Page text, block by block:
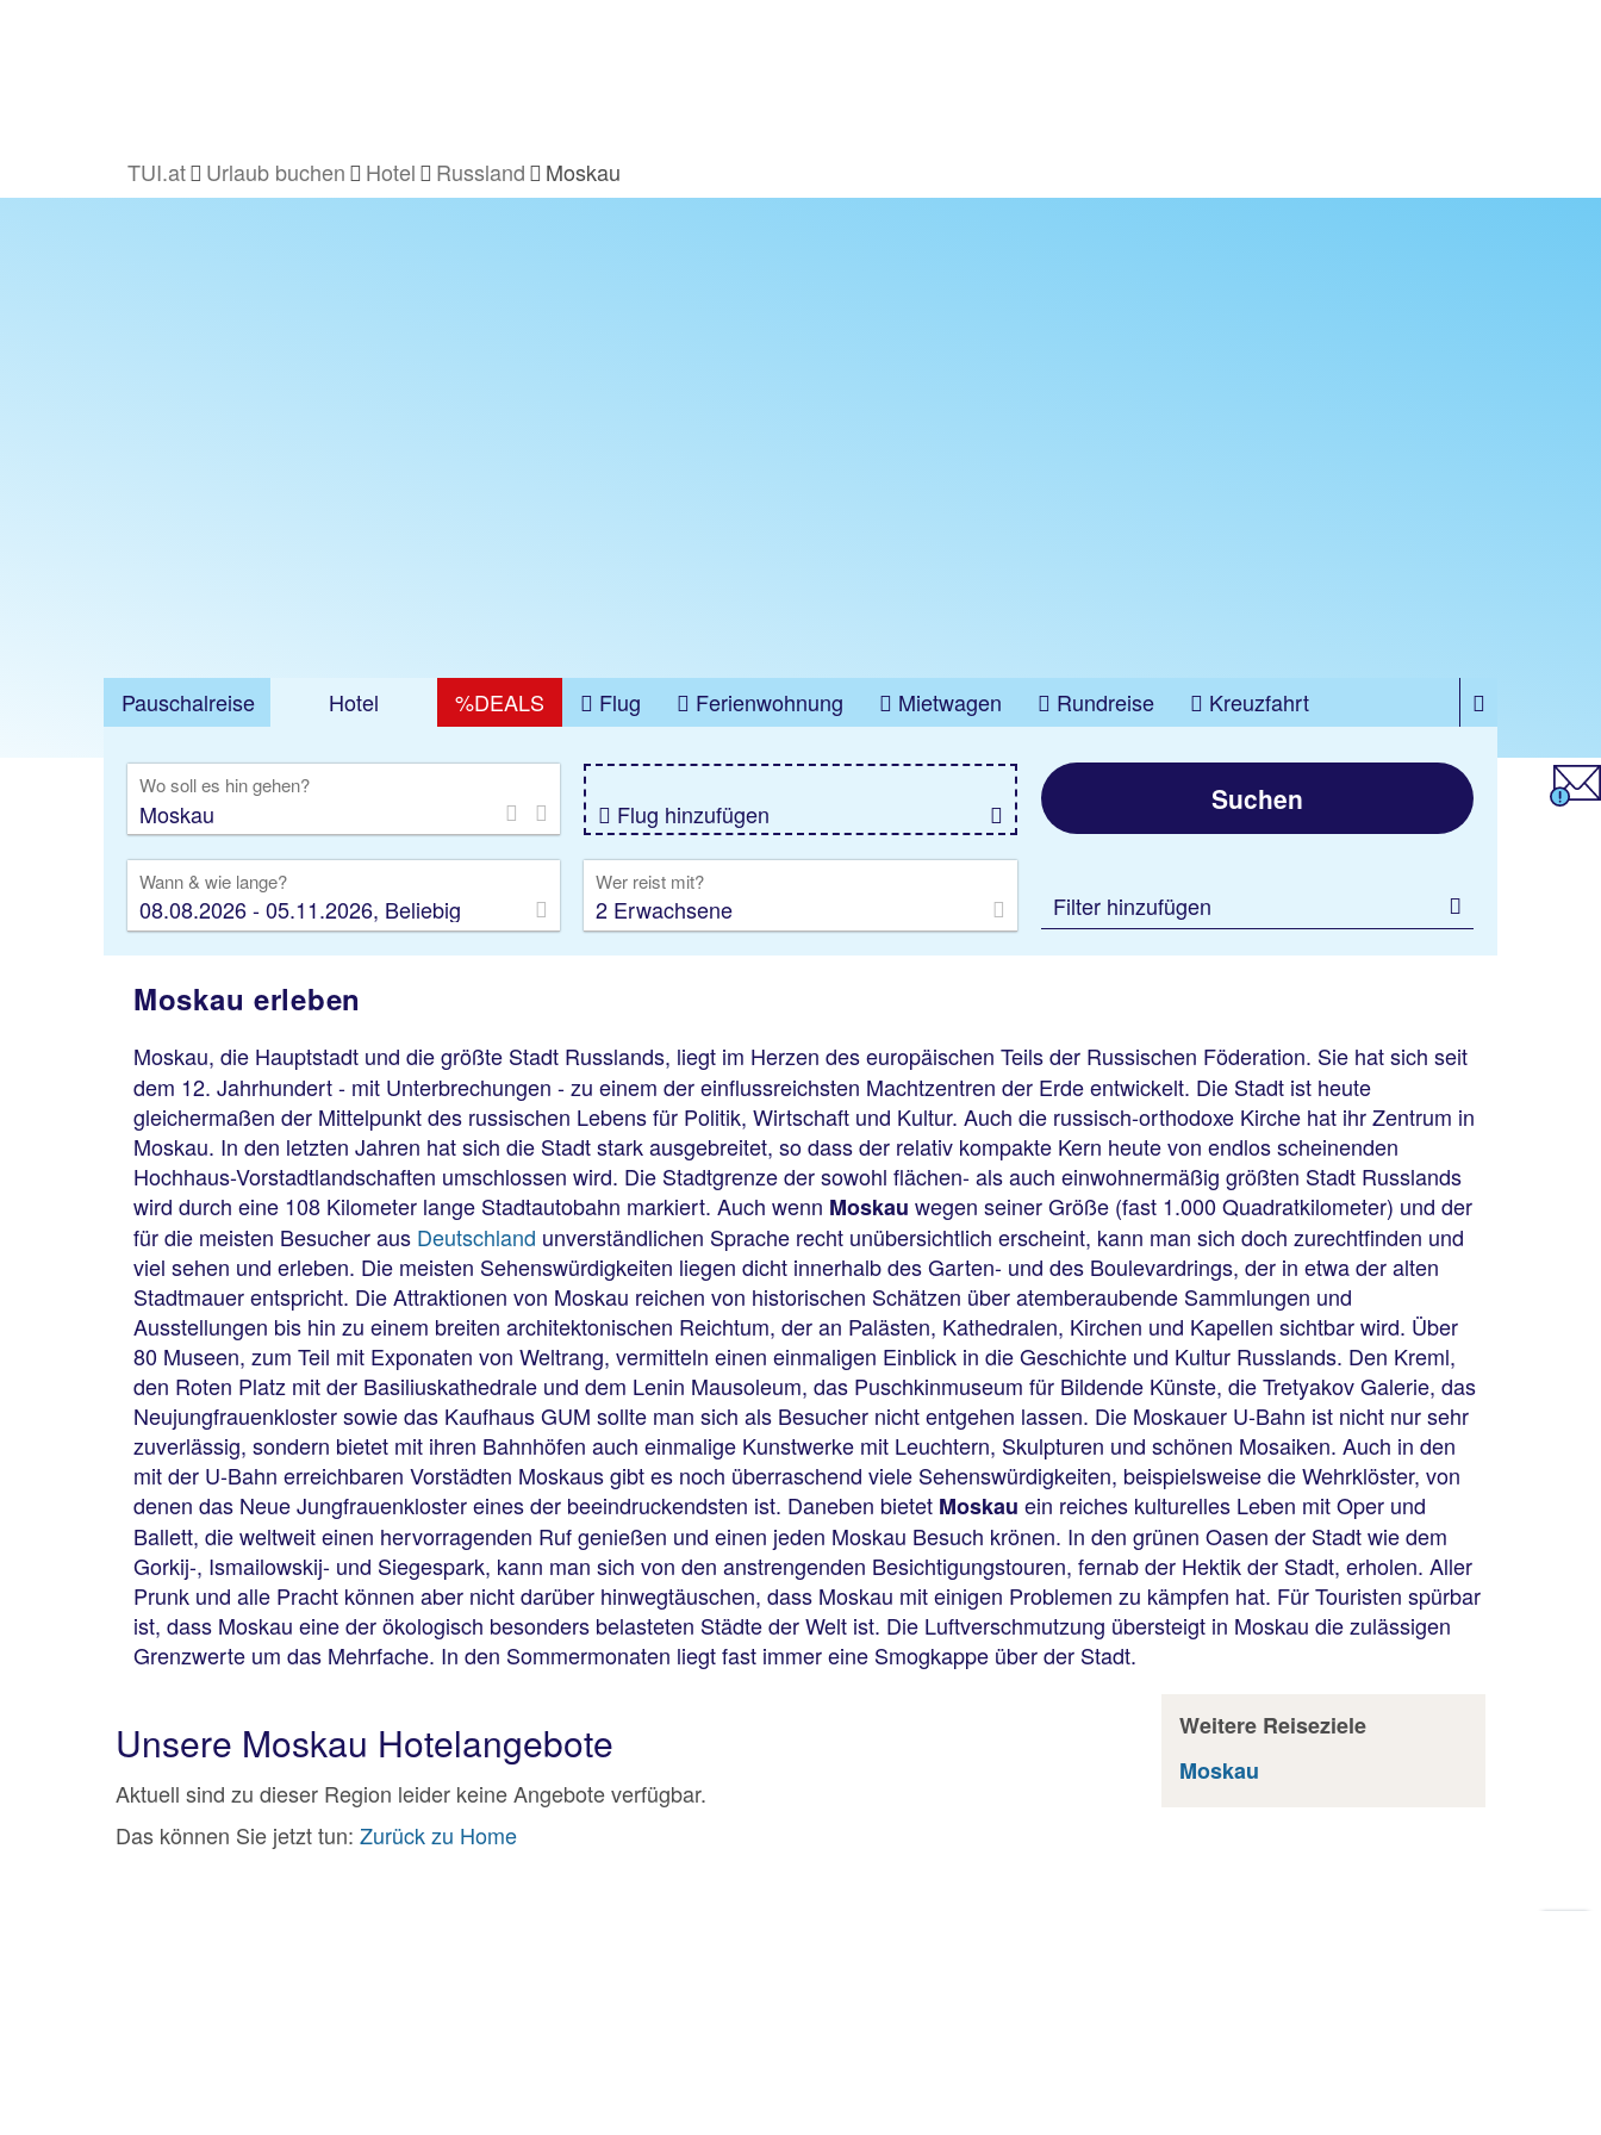
TUI.at Urlaub buchen Hotel Russland Moskau
Pauschalreise Hotel %DEALS Flug Ferienwohnung Mietwagen Rundreise
Kreuzfahrt
Wo soll es hin gehen?
Flug hinzufügen
Wann & wie lange?
08.08.2026 - 05.11.2026, Beliebig
Wer reist mit?
2 Erwachsene
Suchen
Filter hinzufügen
Moskau erleben
Moskau, die Hauptstadt und die größte Stadt Russlands, liegt im Herzen des europäischen Teils der Russischen Föderation. Sie hat sich seit
dem 12. Jahrhundert - mit Unterbrechungen - zu einem der einflussreichsten Machtzentren der Erde entwickelt. Die Stadt ist heute
gleichermaßen der Mittelpunkt des russischen Lebens für Politik, Wirtschaft und Kultur. Auch die russisch-orthodoxe Kirche hat ihr Zentrum in
Moskau. In den letzten Jahren hat sich die Stadt stark ausgebreitet, so dass der relativ kompakte Kern heute von endlos scheinenden
Hochhaus-Vorstadtlandschaften umschlossen wird. Die Stadtgrenze der sowohl flächen- als auch einwohnermäßig größten Stadt Russlands
wird durch eine 108 Kilometer lange Stadtautobahn markiert. Auch wenn Moskau wegen seiner Größe (fast 1.000 Quadratkilometer) und der
für die meisten Besucher aus Deutschland unverständlichen Sprache recht unübersichtlich erscheint, kann man sich doch zurechtfinden und
viel sehen und erleben. Die meisten Sehenswürdigkeiten liegen dicht innerhalb des Garten- und des Boulevardrings, der in etwa der alten
Stadtmauer entspricht. Die Attraktionen von Moskau reichen von historischen Schätzen über atemberaubende Sammlungen und
Ausstellungen bis hin zu einem breiten architektonischen Reichtum, der an Palästen, Kathedralen, Kirchen und Kapellen sichtbar wird. Über
80 Museen, zum Teil mit Exponaten von Weltrang, vermitteln einen einmaligen Einblick in die Geschichte und Kultur Russlands. Den Kreml,
den Roten Platz mit der Basiliuskathedrale und dem Lenin Mausoleum, das Puschkinmuseum für Bildende Künste, die Tretyakov Galerie, das
Neujungfrauenkloster sowie das Kaufhaus GUM sollte man sich als Besucher nicht entgehen lassen. Die Moskauer U-Bahn ist nicht nur sehr
zuverlässig, sondern bietet mit ihren Bahnhöfen auch einmalige Kunstwerke mit Leuchtern, Skulpturen und schönen Mosaiken. Auch in den
mit der U-Bahn erreichbaren Vorstädten Moskaus gibt es noch überraschend viele Sehenswürdigkeiten, beispielsweise die Wehrklöster, von
denen das Neue Jungfrauenkloster eines der beeindruckendsten ist. Daneben bietet Moskau ein reiches kulturelles Leben mit Oper und
Ballett, die weltweit einen hervorragenden Ruf genießen und einen jeden Moskau Besuch krönen. In den grünen Oasen der Stadt wie dem
Gorkij-, Ismailowskij- und Siegespark, kann man sich von den anstrengenden Besichtigungstouren, fernab der Hektik der Stadt, erholen. Aller
Prunk und alle Pracht können aber nicht darüber hinwegtäuschen, dass Moskau mit einigen Problemen zu kämpfen hat. Für Touristen spürbar
ist, dass Moskau eine der ökologisch besonders belasteten Städte der Welt ist. Die Luftverschmutzung übersteigt in Moskau die zulässigen
Grenzwerte um das Mehrfache. In den Sommermonaten liegt fast immer eine Smogkappe über der Stadt.
Unsere Moskau Hotelangebote
Aktuell sind zu dieser Region leider keine Angebote verfügbar.
Das können Sie jetzt tun: Zurück zu Home
Weitere Reiseziele
Moskau